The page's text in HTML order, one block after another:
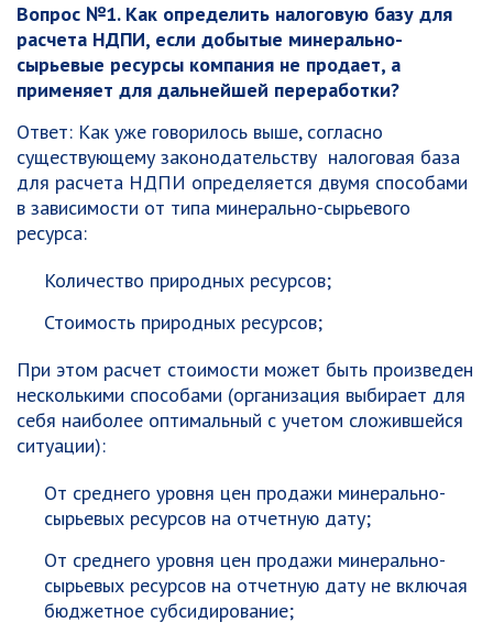
Вопрос №1. Как определить налоговую базу для
расчета НДПИ, если добытые минерально-
сырьевые ресурсы компания не продает, а
применяет для дальнейшей переработки?
Ответ: Как уже говорилось выше, согласно
существующему законодательству налоговая база
для расчета НДПИ определяется двумя способами
в зависимости от типа минерально-сырьевого
ресурса:
Количество природных ресурсов;
Стоимость природных ресурсов;
При этом расчет стоимости может быть произведен
несколькими способами (организация выбирает для
себя наиболее оптимальный с учетом сложившейся
ситуации):
От среднего уровня цен продажи минерально-
сырьевых ресурсов на отчетную дату;
От среднего уровня цен продажи минерально-
сырьевых ресурсов на отчетную дату не включая
бюджетное субсидирование;